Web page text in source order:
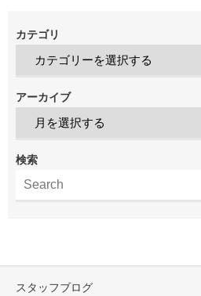
カテゴリ
アーカイブ
検索
スタッフブログ